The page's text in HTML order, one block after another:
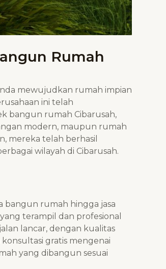
Rumah
mewujudkan rumah impian
ini telah
bangun rumah Cibarusah,
modern, maupun rumah
mereka telah berhasil
wilayah di Cibarusah.
bangun rumah hingga jasa
terampil dan profesional
lancar, dengan kualitas
gratis mengenai
yang dibangun sesuai